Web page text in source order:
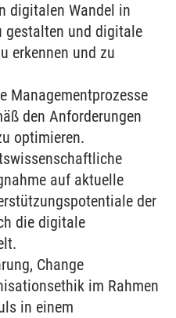
digitalen Wandel in
gestalten und digitale
erkennen und zu
Managementprozesse
den Anforderungen
optimieren.
auf aktuelle
der
die digitale
Change
im Rahmen
in einem